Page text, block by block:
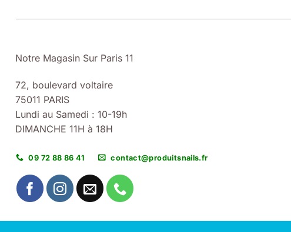
Notre Magasin Sur Paris 11
72, boulevard voltaire
75011 PARIS
Lundi au Samedi : 10-19h
DIMANCHE 11H à 18H
09 72 88 86 41 contact@produitsnails.fr